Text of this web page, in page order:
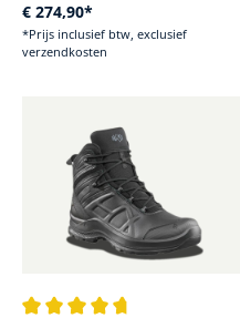
€ 274,90*
*Prijs inclusief btw, exclusief
verzendkosten